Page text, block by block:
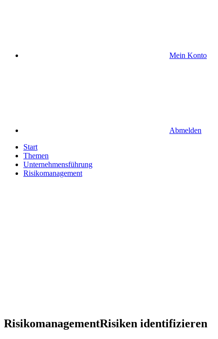
Mein Konto
Abmelden
Start
Themen
Unternehmensführung
Risikomanagement
RisikomanagementRisiken identifizieren